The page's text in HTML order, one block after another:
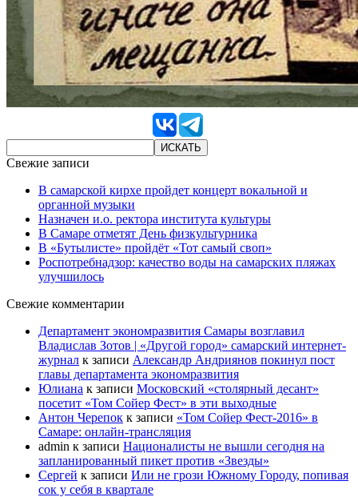
Свежие записи
В самарской кирхе пройдет концерт вокальной и
органной музыки
Назначен и.о. ректора института культуры
В Самаре отметят День физкультурника
В «Бутылисте» пройдёт «Тот самый своп»
Роспотребнадзор: качество воды на самарских пляжах
улучшилось
Свежие комментарии
Департамент экономразвития Самары возглавил
Владислав Зотов | «Другой город» самарский интернет-
журнал к записи Александр Андриянов покинул пост
главы департамента экономразвития
Юлиана к записи Московский «столярный десант»
посетит «Том Сойер Фест» в эти выходные
Антон Черепок к записи «Том Сойер Фест-2016» в
Самаре: онлайн-трансляция
admin к записи Националисты не вышли сегодня на
запланированный пикет против «Звезды»
Сергей к записи Или не грози Южному Городу, попивая
сок у себя в квартале